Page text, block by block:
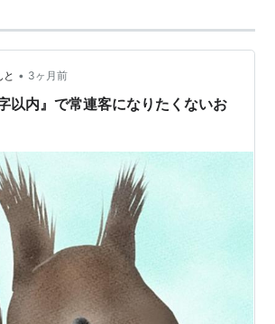
• 3ヶ月前
以内』で常連客になりたくないお